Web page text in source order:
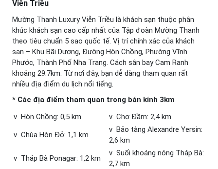
Viễn Triều
Mường Thanh Luxury Viễn Triều là khách sạn thuộc phân
khúc khách sạn cao cấp nhất của Tập đoàn Mường Thanh
theo tiêu chuẩn 5 sao quốc tế. Vị trí chính xác của khách
sạn – Khu Bãi Dương, Đường Hòn Chồng, Phường Vĩnh
Phước, Thành Phố Nha Trang. Cách sân bay Cam Ranh
khoảng 29.7km. Từ nơi đây, bạn dễ dàng tham quan rất
nhiều địa điểm du lịch nổi tiếng.
* Các địa điểm tham quan trong bán kính 3km
v Hòn Chồng: 0,5 km
v Chợ Đầm: 2,4 km
v Chùa Hòn Đỏ: 1,1 km
v Bảo tàng Alexandre Yersin:
2,6 km
v Tháp Bà Ponagar: 1,2 km
v Suối khoáng nóng Tháp Bà:
2,7 km